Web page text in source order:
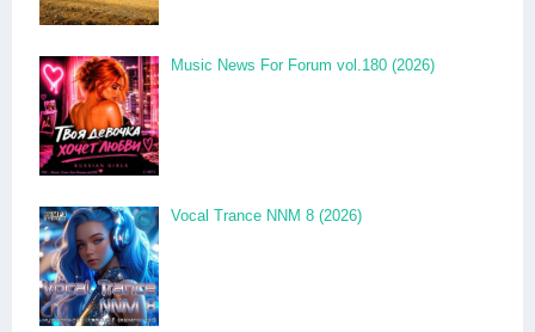
Music News For Forum vol.180 (2026)
Vocal Trance NNM 8 (2026)